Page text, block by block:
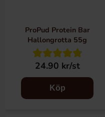
ProPud Protein Bar
Hallongrotta 55g
24.90 kr/st
Köp